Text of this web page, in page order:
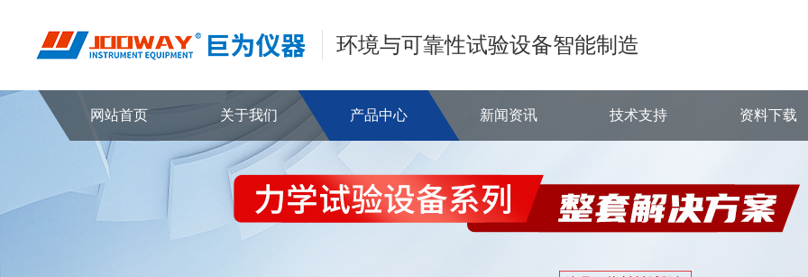
环境与可靠性试验设备智能制造
网站首页 关于我们 产品中心 新闻资讯 技术支持 资料下载